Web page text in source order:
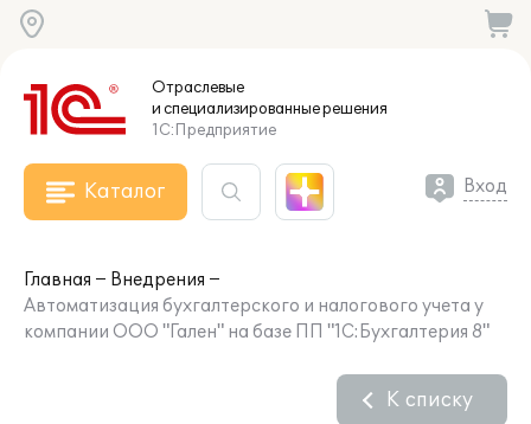
Отраслевые
и специализированныерешения
1С:Предприятие
Каталог Вход
Главная
Внедрения
Автоматизация бухгалтерского и налогового учета у
компании ООО "Гален" на базе ПП "1С:Бухгалтерия 8"
К списку